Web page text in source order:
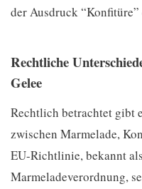
der Ausdruck
Rechtliche
Gelee
Rechtlich betrachtet gibt
zwischen Marmelade,
EU-Richtlinie, bekannt
Marmeladeverordnung,